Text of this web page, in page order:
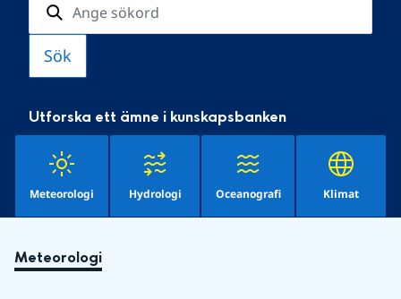
Utforska ett ämne i kunskapsbanken
Meteorologi Hydrologi Oceanografi Klimat
Meteorologi